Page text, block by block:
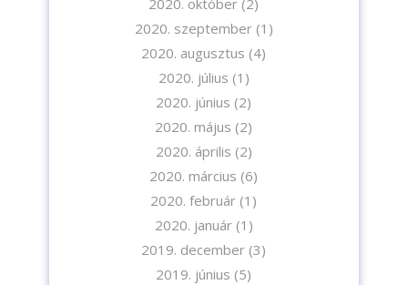
2020. október (2)
2020. szeptember(1)
2020. augusztus (4)
2020. július (1)
2020. június (2)
2020. május (2)
2020. április (2)
2020. március (6)
2020. február (1)
2020. január(1)
2019. december (3)
2019. június (5)